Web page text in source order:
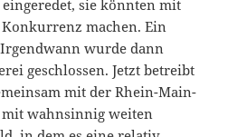
sie könnten mit
machen. Ein
wurde dann
geschlossen. Jetzt betreibt
mit der Rhein-Main-
mit wahnsinnig weiten